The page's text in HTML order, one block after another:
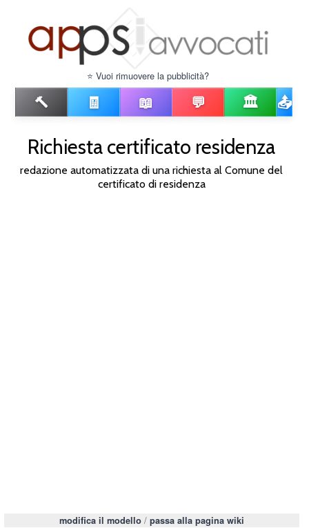
⭐ Vuoi rimuovere la pubblicità?
🔨 🧾 📖 💬 🏛️ 📤
Richiesta certificato residenza
redazione automatizzata di una richiesta al Comune del
certificato di residenza
modifica il modello/ passa alla pagina wiki